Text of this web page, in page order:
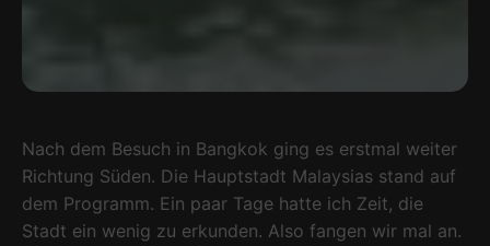
Nach dem Besuch in Bangkok ging es erstmal weiter
Richtung Süden. Die Hauptstadt Malaysias stand auf
dem Programm. Ein paar Tage hatte ich Zeit, die
Stadt ein wenig zu erkunden. Also fangen wir mal an.